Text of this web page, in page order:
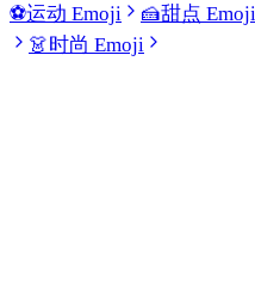
⚽运动 Emoji 🍰甜点 Emoji
👗时尚 Emoji